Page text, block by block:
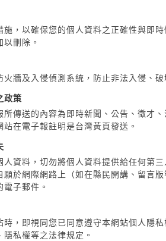
施，以確保您的個人資料之正確性與即
刪除。
牆及入侵偵測系統，防止非法入侵、
政策
所傳送的內容為即時新聞、公告、徵才
在電子報註明是台灣黃頁發送。
資料，切勿將個人資料提供給任何第
願於網際網路上（如在縣民開講、留言
子郵件。
時，即視同您已同意遵守本網站個人隱
私權等之法律規定。